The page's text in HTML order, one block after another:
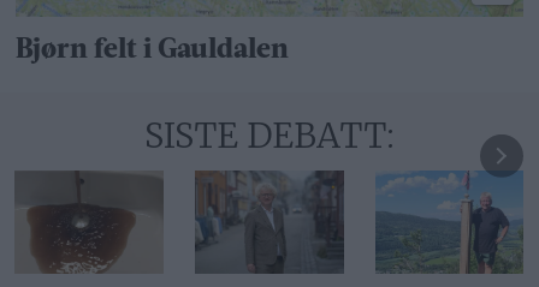
Bjørn felt i Gauldalen
SISTE DEBATT: